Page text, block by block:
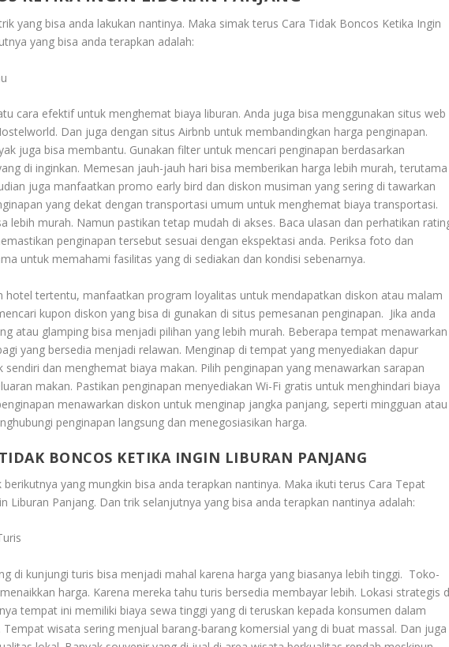
yang bisa anda lakukan nantinya. Maka simak terus Cara Tidak Boncos Ketika Ingin
yang bisa anda terapkan adalah:
cara efektif untuk menghemat biaya liburan. Anda juga bisa menggunakan situs web
Dan juga dengan situs Airbnb untuk membandingkan harga penginapan.
juga bisa membantu. Gunakan filter untuk mencari penginapan berdasarkan
di inginkan. Memesan jauh-jauh hari bisa memberikan harga lebih murah, terutama
juga manfaatkan promo early bird dan diskon musiman yang sering di tawarkan
yang dekat dengan transportasi umum untuk menghemat biaya transportasi.
lebih murah. Namun pastikan tetap mudah di akses. Baca ulasan dan perhatikan
penginapan tersebut sesuai dengan ekspektasi anda. Periksa foto dan
untuk memahami fasilitas yang di sediakan dan kondisi sebenarnya.
hotel tertentu, manfaatkan program loyalitas untuk mendapatkan diskon atau malam
kupon diskon yang bisa di gunakan di situs pemesanan penginapan. Jika anda
atau glamping bisa menjadi pilihan yang lebih murah. Beberapa tempat menawarkan
yang bersedia menjadi relawan. Menginap di tempat yang menyediakan dapur
dan menghemat biaya makan. Pilih penginapan yang menawarkan sarapan
makan. Pastikan penginapan menyediakan Wi-Fi gratis untuk menghindari biaya
menawarkan diskon untuk menginap jangka panjang, seperti mingguan atau
penginapan langsung dan menegosiasikan harga.
BONCOS KETIKA INGIN LIBURAN PANJANG
yang mungkin bisa anda terapkan nantinya. Maka ikuti terus Cara Tepat
Liburan Panjang. Dan trik selanjutnya yang bisa anda terapkan nantinya adalah:
di kunjungi turis bisa menjadi mahal karena harga yang biasanya lebih tinggi. Toko-
harga. Karena mereka tahu turis bersedia membayar lebih. Lokasi strategis
tempat ini memiliki biaya sewa tinggi yang di teruskan kepada konsumen dalam
wisata sering menjual barang-barang komersial yang di buat massal. Dan juga